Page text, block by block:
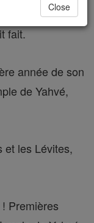
juste,
fait.
année de son
de Yahvé,
et les Lévites,
Premières
Close